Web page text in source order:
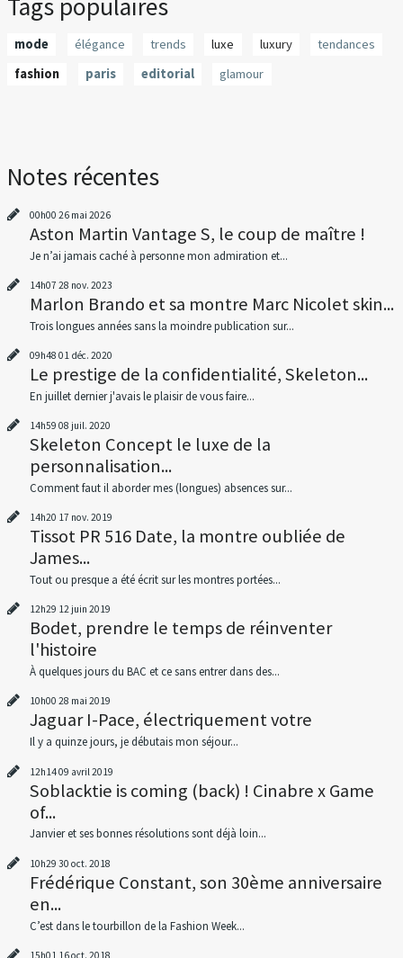
Tags populaires
mode élégance trends luxe luxury
tendances
fashion
paris editorial glamour
Notes récentes
00h00 26 mai 2026
Aston Martin Vantage S, le coup de maître !
Je n’ai jamais caché à personne mon admiration et...
14h07 28 nov. 2023
Marlon Brando et sa montre Marc Nicolet skin...
Trois longues années sans la moindre publication sur...
09h48 01 déc. 2020
Le prestige de la confidentialité, Skeleton...
En juillet dernier j'avais le plaisir de vous faire...
14h59 08 juil. 2020
Skeleton Concept le luxe de la
personnalisation...
Comment faut il aborder mes (longues) absences sur...
14h20 17 nov. 2019
Tissot PR 516 Date, la montre oubliée de
James...
Tout ou presque a été écrit sur les montres portées...
12h29 12 juin 2019
Bodet, prendre le temps de réinventer
l'histoire
À quelques jours du BAC et ce sans entrer dans des...
10h00 28 mai 2019
Jaguar I-Pace, électriquement votre
Il y a quinze jours, je débutais mon séjour...
12h1409 avril 2019
Soblacktie is coming (back) ! Cinabre x Game
of...
Janvier et ses bonnes résolutions sont déjà loin...
10h29 30 oct. 2018
Frédérique Constant, son 30ème anniversaire
en...
C’est dans le tourbillon de la Fashion Week...
15h01 16oct. 2018